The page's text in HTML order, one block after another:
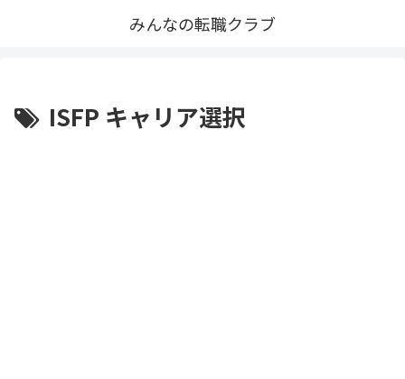
みんなの転職クラブ
ISFP キャリア選択